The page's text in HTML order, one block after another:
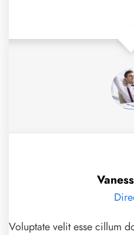
Voluptate velit esse cillum